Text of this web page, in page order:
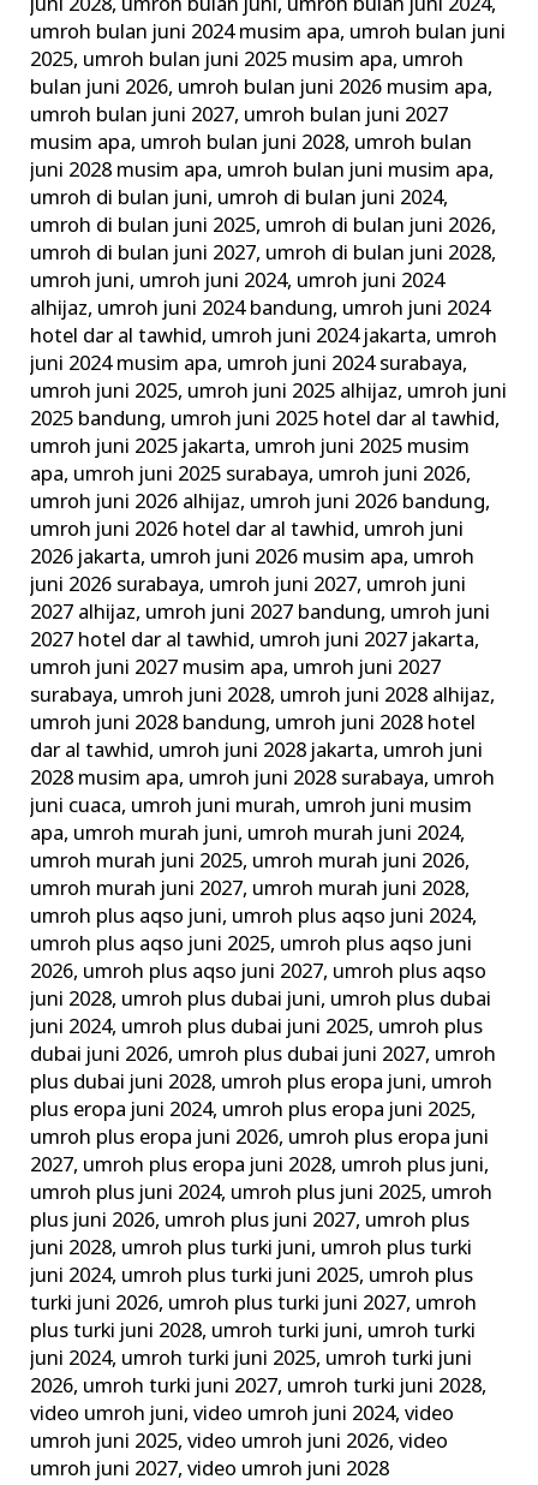
juni 2028, umroh bulan juni, umroh bulan juni 2024,
umroh bulan juni 2024 musim apa, umroh bulan juni
2025, umroh bulan juni 2025 musim apa, umroh
bulan juni 2026, umroh bulan juni 2026 musim apa,
umroh bulan juni 2027, umroh bulan juni 2027
musim apa, umroh bulan juni 2028, umroh bulan
juni 2028 musim apa, umroh bulan juni musim apa,
umroh di bulan juni, umroh di bulan juni 2024,
umroh di bulan juni 2025, umroh di bulan juni 2026,
umroh di bulan juni 2027, umroh di bulan juni 2028,
umroh juni, umroh juni 2024, umroh juni 2024
alhijaz, umroh juni 2024 bandung, umroh juni 2024
hotel dar al tawhid, umroh juni 2024 jakarta, umroh
juni 2024 musim apa, umroh juni 2024 surabaya,
umroh juni 2025, umroh juni 2025 alhijaz, umroh juni
2025 bandung, umroh juni 2025 hotel dar al tawhid,
umroh juni 2025 jakarta, umroh juni 2025 musim
apa, umroh juni 2025 surabaya, umroh juni 2026,
umroh juni 2026 alhijaz, umroh juni 2026 bandung,
umroh juni 2026 hotel dar al tawhid, umroh juni
2026 jakarta, umroh juni 2026 musim apa, umroh
juni 2026 surabaya, umroh juni 2027, umroh juni
2027 alhijaz, umroh juni 2027 bandung, umroh juni
2027 hotel dar al tawhid, umroh juni 2027 jakarta,
umroh juni 2027 musim apa, umroh juni 2027
surabaya, umroh juni 2028, umroh juni 2028 alhijaz,
umroh juni 2028 bandung, umroh juni 2028 hotel
dar al tawhid, umroh juni 2028 jakarta, umroh juni
2028 musim apa, umroh juni 2028 surabaya, umroh
juni cuaca, umroh juni murah, umroh juni musim
apa, umroh murah juni, umroh murah juni 2024,
umroh murah juni 2025, umroh murah juni 2026,
umroh murah juni 2027, umroh murah juni 2028,
umroh plus aqso juni, umroh plus aqso juni 2024,
umroh plus aqso juni 2025, umroh plus aqso juni
2026, umroh plus aqso juni 2027, umroh plus aqso
juni 2028, umroh plus dubai juni, umroh plus dubai
juni 2024, umroh plus dubai juni 2025, umroh plus
dubai juni 2026, umroh plus dubai juni 2027, umroh
plus dubai juni 2028, umroh plus eropa juni, umroh
plus eropa juni 2024, umroh plus eropa juni 2025,
umroh plus eropa juni 2026, umroh plus eropa juni
2027, umroh plus eropa juni 2028, umroh plus juni,
umroh plus juni 2024, umroh plus juni 2025, umroh
plus juni 2026, umroh plus juni 2027, umroh plus
juni 2028, umroh plus turki juni, umroh plus turki
juni 2024, umroh plus turki juni 2025, umroh plus
turki juni 2026, umroh plus turki juni 2027, umroh
plus turki juni 2028, umroh turki juni, umroh turki
juni 2024, umroh turki juni 2025, umroh turki juni
2026, umroh turki juni 2027, umroh turki juni 2028,
video umroh juni,video umroh juni 2024,video
umroh juni 2025,video umroh juni 2026,video
umroh juni 2027,video umroh juni 2028